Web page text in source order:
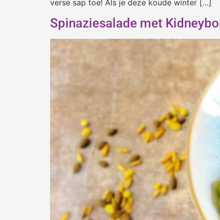
verse sap toe! Als je deze koude winter […]
Spinaziesalade met